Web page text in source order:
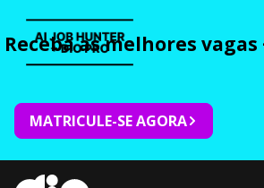
Receba as melhores
MATRICULE-SE AGORA